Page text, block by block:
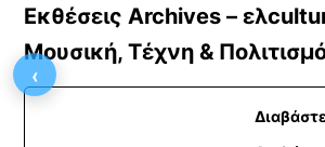
Εκθέσεις Archives –
Μουσική, Τέχνη &
‹